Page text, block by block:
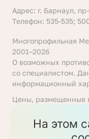
Адрес: г. Барнаул,
Телефон: 535-535;
Многопрофильная
2001–2026
О возможных
со специалистом.
информационный
Цены, размещенные
Гражданского
получением услуги
На этом